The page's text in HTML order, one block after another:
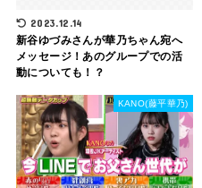
2023.12.14
新谷ゆづみさんが華乃ちゃん宛へ
メッセージ！あのグループでの活
動についても！？
KANO(藤平華乃)